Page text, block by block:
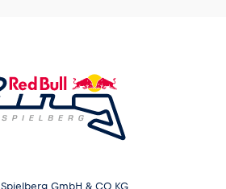
GmbH & CO KG